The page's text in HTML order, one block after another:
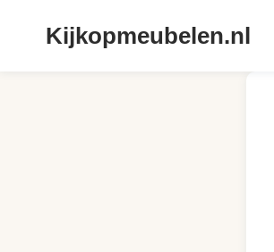
Kijkopmeubelen.nl